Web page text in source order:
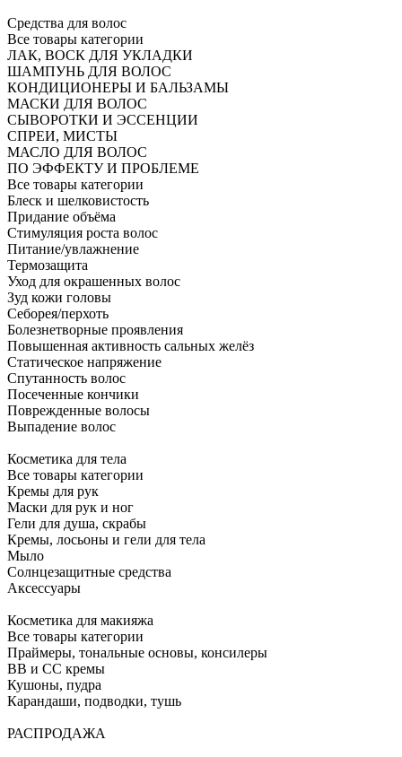
Средства для волос
Все товары категории
ЛАК, ВОСК ДЛЯ УКЛАДКИ
ШАМПУНЬ ДЛЯ ВОЛОС
КОНДИЦИОНЕРЫ И БАЛЬЗАМЫ
МАСКИ ДЛЯ ВОЛОС
СЫВОРОТКИ И ЭССЕНЦИИ
СПРЕИ, МИСТЫ
МАСЛО ДЛЯ ВОЛОС
ПО ЭФФЕКТУ И ПРОБЛЕМЕ
Все товары категории
Блеск и шелковистость
Придание объёма
Стимуляция роста волос
Питание/увлажнение
Термозащита
Уход для окрашенных волос
Зуд кожи головы
Себорея/перхоть
Болезнетворные проявления
Повышенная активность сальных желёз
Статическое напряжение
Спутанность волос
Посеченные кончики
Поврежденные волосы
Выпадение волос
Косметика для тела
Все товары категории
Кремы для рук
Маски для рук и ног
Гели для душа, скрабы
Кремы, лосьоны и гели для тела
Мыло
Солнцезащитные средства
Аксессуары
Косметика для макияжа
Все товары категории
Праймеры, тональные основы, консилеры
BB и CC кремы
Кушоны, пудра
Карандаши, подводки, тушь
РАСПРОДАЖА